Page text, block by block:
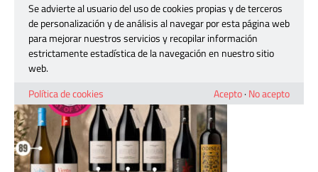
260616-tim-atkin-viver
16 junio, 2026
Se advierte al usuario del uso de cookies propias y de terceros
de personalización y de análisis al navegar por esta página web
para mejorar nuestros servicios y recopilar información
estrictamente estadística de la navegación en nuestro sitio
web.
Política de cookies
Acepto· No acepto